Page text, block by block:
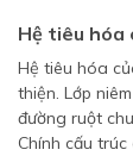
Hệ tiêu hóa
Hệ tiêu hóa
thiện. Lớp
đường ruột
Chính cấu